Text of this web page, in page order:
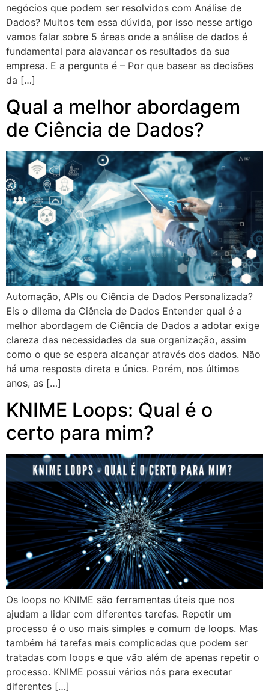
negócios que podem ser resolvidos com Análise de
Dados? Muitos tem essa dúvida, por isso nesse artigo
vamos falar sobre 5 áreas onde a análise de dados é
fundamental para alavancar os resultados da sua
empresa. E a pergunta é – Por que basear as decisões
da […]
Qual a melhor abordagem
de Ciência de Dados?
Automação, APIs ou Ciência de Dados Personalizada?
Eis o dilema da Ciência de Dados Entender qual é a
melhor abordagem de Ciência de Dados a adotar exige
clareza das necessidades da sua organização, assim
como o que se espera alcançar através dos dados. Não
há uma resposta direta e única. Porém, nos últimos
anos, as […]
KNIME Loops: Qual é o
certo para mim?
Os loops no KNIME são ferramentas úteis que nos
ajudam a lidar com diferentes tarefas. Repetir um
processo é o uso mais simples e comum de loops. Mas
também há tarefas mais complicadas que podem ser
tratadas com loops e que vão além de apenas repetir o
processo. KNIME possui vários nós para executar
diferentes […]